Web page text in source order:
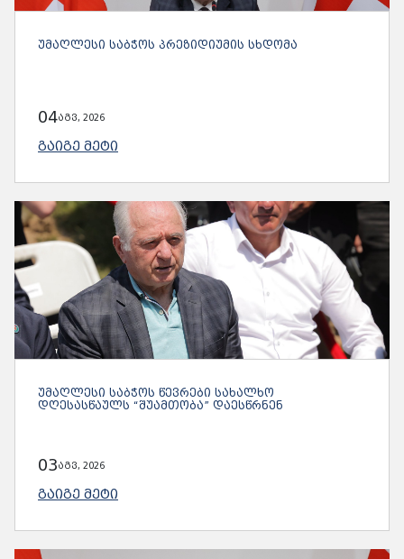
ᲣᲛᲐᲦᲚᲔᲡᲘ ᲡᲐᲑᲭᲝᲡ ᲞᲠᲔᲖᲘᲓᲘᲣᲛᲘᲡ ᲡᲮᲓᲝᲛᲐ
04აგვ, 2026
ᲒᲐᲘᲒᲔ ᲛᲔᲢᲘ
ᲣᲛᲐᲦᲚᲔᲡᲘ ᲡᲐᲑᲭᲝᲡ ᲬᲔᲕᲠᲔᲑᲘ ᲡᲐᲮᲐᲚᲮᲝ
ᲓᲦᲔᲡᲐᲡᲬᲐᲣᲚᲡ “ᲨᲣᲐᲛᲗᲝᲑᲐ” ᲓᲐᲔᲡᲬᲠᲜᲔᲜ
03აგვ, 2026
ᲒᲐᲘᲒᲔ ᲛᲔᲢᲘ